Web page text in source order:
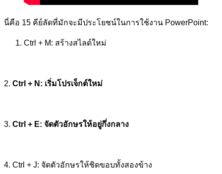
นี่คือ 15 คีย์ลัดที่มักจะมีประโยชน์ในการใช้งาน PowerPoint:
Ctrl + M: สร้างสไลด์ใหม่
2. Ctrl + N: เริ่มโปรเจ็กต์ใหม่
3. Ctrl + E: จัดตัวอักษรให้อยู่กึ่งกลาง
4. Ctrl + J: จัดตัวอักษรให้ชิดขอบทั้งสองข้าง